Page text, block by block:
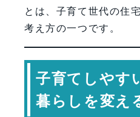
とは、子育て世代の住
考え方の一つです。
子育てしやす
暮らしを変え